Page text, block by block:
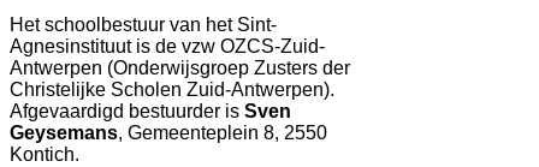
Het schoolbestuur van het Sint-
Agnesinstituut is de vzw OZCS-Zuid-
Antwerpen (Onderwijsgroep Zusters der
Christelijke Scholen Zuid-Antwerpen).
Afgevaardigd bestuurder is Sven
Geysemans, Gemeenteplein 8, 2550
Kontich.